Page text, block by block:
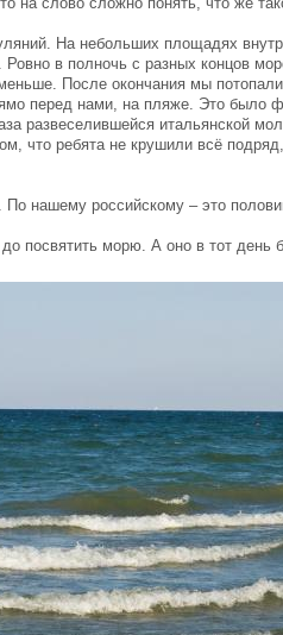
На небольших площадях
в полночь с разных концов
После окончания мы
перед нами, на пляже. Это было
развеселившейся итальянской
что ребята не крушили всё
нашему российскому – это
посвятить морю. А оно в тот день